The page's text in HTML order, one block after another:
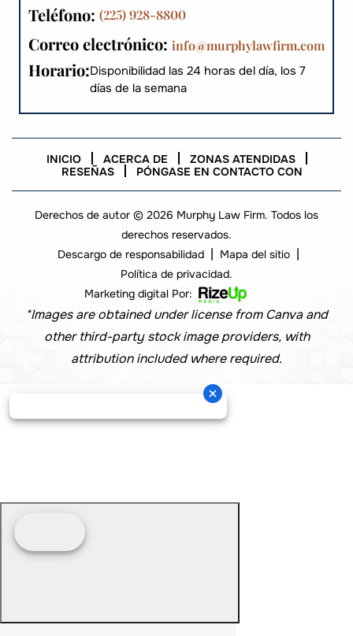
Teléfono: (225) 928-8800
Correo electrónico: info@murphylawfirm.com
Horario:Disponibilidad las 24 horas del día, los 7
días de la semana
INICIO ACERCA DE
ZONAS ATENDIDAS
RESEÑAS
PÓNGASE EN CONTACTO CON
Derechos de autor © 2026 Murphy Law Firm. Todos los
derechos reservados.
Descargo de responsabilidad | Mapa del sitio |
Política de privacidad.
Marketing digital Por:
*Images are obtained under license from Canva and
other third-party stock image providers, with
attribution included where required.